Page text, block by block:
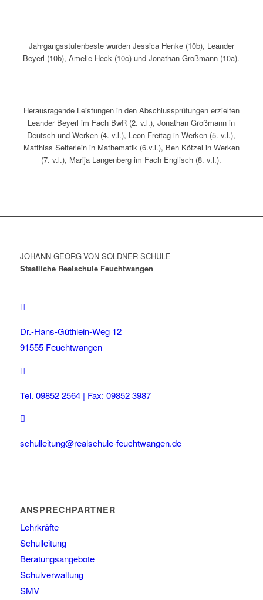
Jahrgangsstufenbeste wurden Jessica Henke (10b), Leander
Beyerl (10b), Amelie Heck (10c) und Jonathan Großmann (10a).
Herausragende Leistungen in den Abschlussprüfungen erzielten
Leander Beyerl im Fach BwR (2. v.l.), Jonathan Großmann in
Deutsch und Werken (4. v.l.), Leon Freitag in Werken (5. v.l.),
Matthias Seiferlein in Mathematik (6.v.l.), Ben Kötzel in Werken
(7. v.l.), Marija Langenberg im Fach Englisch (8. v.l.).
JOHANN-GEORG-VON-SOLDNER-SCHULE
Staatliche Realschule Feuchtwangen
Dr.-Hans-Güthlein-Weg 12
91555 Feuchtwangen
Tel. 09852 2564 | Fax: 09852 3987
schulleitung@realschule-feuchtwangen.de
ANSPRECHPARTNER
Lehrkräfte
Schulleitung
Beratungsangebote
Schulverwaltung
SMV